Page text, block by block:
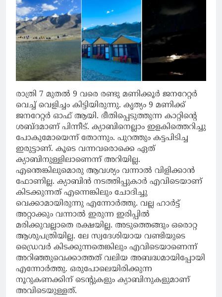
രാത്രി 7 മുതൽ 9 വരെ രണ്ടു മണിക്കൂർ ജനറേറ്റർ
വെച്ച് വെളിച്ചം കിട്ടിയിരുന്നു. കൃത്യം 9 മണിക്ക്
ജനറേറ്റർ ഓഫ് ആയി. ഭീതിപ്പെടുത്തുന്ന കാറ്റിന്റെ
ശബ്ദമാണ് പിന്നീട്. ക്യാബിനെല്ലാം ഇളകിത്തെറിച്ചു
പോകുമോയെന്ന് തോന്നും. പുറത്തും കട്ടപിടിച്ച
ഇരുട്ടാണ്. കൂടെ വന്നവരൊക്കെ ഏത്
ക്യാബിനുള്ളിലാണെന്ന് അറിയില്ല.
എന്തെങ്കിലുമൊരു ആവശ്യം വന്നാൽ വിളിക്കാൻ
ഫോണില്ല. ക്യാബിൻ നടത്തിപ്പുകാർ എവിടെയാണ്
കിടക്കുന്നത് എന്നെങ്കിലും ചോദിച്ചു
വെക്കാമായിരുന്നു എന്നോർത്തു. വല്ല ഹാർട്ട്
അറ്റാക്കും വന്നാൽ ഇരുന്ന ഇരിപ്പിൽ
മരിക്കുവല്ലാതെ രക്ഷയില്ല. അടുത്തെങ്ങും ഒരൊറ്റ
ആശുപത്രിയില്ല. ലേ സ്വദേശിയായ വണ്ടിയുടെ
ഡ്രൈവർ കിടക്കുന്നതെങ്കിലും എവിടെയാണെന്ന്
അറിഞ്ഞുവെക്കാത്തത് വലിയ അബദ്ധമായിപ്പോയി
എന്നോർത്തു. ഒരുപോലെയിരിക്കുന്ന
നൂറുകണക്കിന് ടെന്റുകളും ക്യാബിനുകളുമാണ്
അവിടെയുള്ളത്.